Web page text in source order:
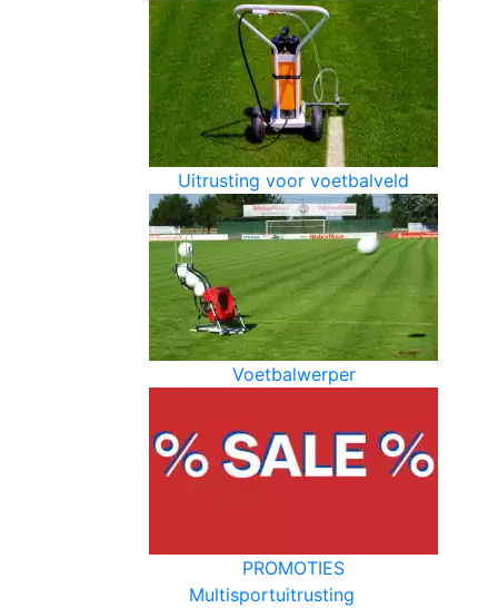
Uitrusting voor voetbalveld
Voetbalwerper
PROMOTIES
Multisportuitrusting